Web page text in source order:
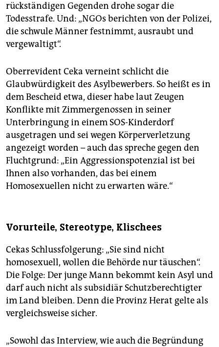
rückständigen Gegenden drohe sogar die
Todesstrafe. Und: „NGOs berichten von der Polizei,
die schwule Männer festnimmt, ausraubt und
vergewaltigt“.
Oberrevident Ceka verneint schlicht die
Glaubwürdigkeit des Asylbewerbers. So heißt es in
dem Bescheid etwa, dieser habe laut Zeugen
Konflikte mit Zimmergenossen in seiner
Unterbringung in einem SOS-Kinderdorf
ausgetragen und sei wegen Körperverletzung
angezeigt worden – auch das spreche gegen den
Fluchtgrund: „Ein Aggressionspotenzial ist bei
Ihnen also vorhanden, das bei einem
Homosexuellen nicht zu erwarten wäre.“
Vorurteile, Stereotype, Klischees
Cekas Schlussfolgerung: „Sie sind nicht
homosexuell, wollen die Behörde nur täuschen“.
Die Folge: Der junge Mann bekommt kein Asyl und
darf auch nicht als subsidiär Schutzberechtigter
im Land bleiben. Denn die Provinz Herat gelte als
vergleichsweise sicher.
„Sowohl das Interview, wie auch die Begründung